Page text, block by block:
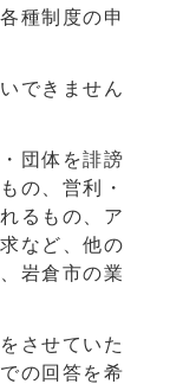
種制度の申
できません
団体を誹謗
の、営利・
るもの、ア
など、他の
岩倉市の業
させていた
の回答を希